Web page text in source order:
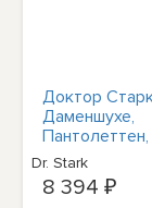
Доктор
Даменшухе,
Пантолеттен,
Фюссбетт,
Фрейцайт
Dr. Stark
8 394 ₽